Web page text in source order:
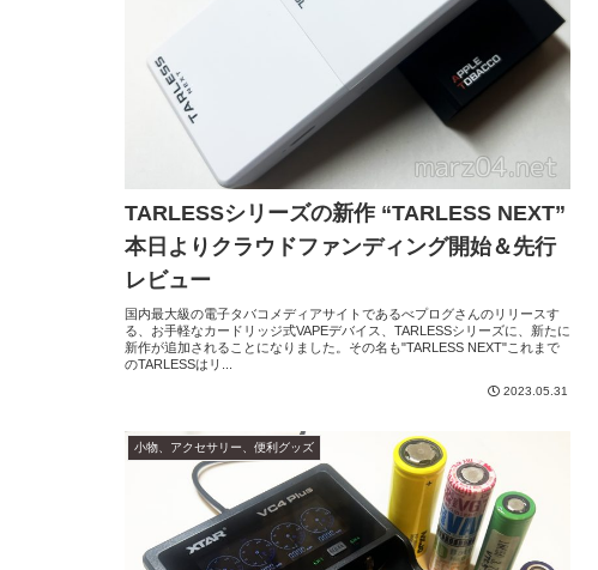
TARLESSシリーズの新作 “TARLESS NEXT”
本日よりクラウドファンディング開始＆先行
レビュー
国内最大級の電子タバコメディアサイトであるべプログさんのリリースす
る、お手軽なカードリッジ式VAPEデバイス、TARLESSシリーズに、新たに
新作が追加されることになりました。その名も"TARLESS NEXT"これまで
のTARLESSはリ...
2023.05.31
小物、アクセサリー、便利グッズ